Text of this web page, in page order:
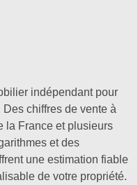
indépendant pour
chiffres de vente à
la France et plusieurs
et des
une estimation fiable
de votre propriété.